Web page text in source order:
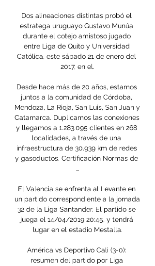
Dos alineaciones distintas probó el
estratega uruguayo Gustavo Munúa
durante el cotejo amistoso jugado
entre Liga de Quito y Universidad
Católica, este sábado 21 de enero del
2017, en el.
Desde hace más de 20 años, estamos
juntos a la comunidad de Córdoba,
Mendoza, La Rioja, San Luis, San Juan y
Catamarca. Duplicamos las conexiones
y llegamos a 1.283.095 clientes en 268
localidades, a través de una
infraestructura de 30.939 km de redes
y gasoductos. Certificación Normas de
…
El Valencia se enfrenta al Levante en
un partido correspondiente a la jornada
32 de la Liga Santander. El partido se
juega el 14/04/2019 20:45, y tendrá
lugar en el estadio Mestalla.
América vs Deportivo Cali (3-0):
resumen del partido por Liga